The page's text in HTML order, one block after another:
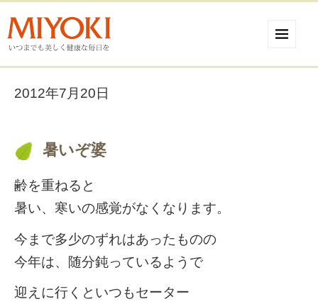
2012年7月20日
暑いぞ婆
齢を重ねると
暑い、寒いの感覚がなくなります。
今まで多少のずれはあったものの
今年は、随分鈍っているようで
迎えに行くといつもセーター